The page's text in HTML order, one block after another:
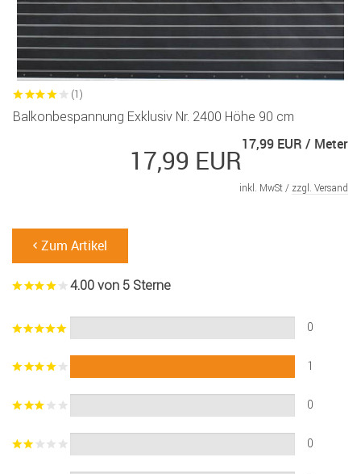
(1)
Balkonbespannung Exklusiv Nr. 2400 Höhe 90 cm
17,99 EUR17,99 EUR / Meter
inkl. MwSt / zzgl. Versand
Zum Artikel
4.00 von 5 Sterne
0
1
0
0